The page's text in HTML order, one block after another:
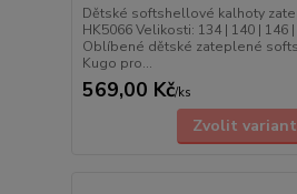
Dětské softshellové kalhoty
HK5066 Velikosti: 134 | 140 | 146
Oblíbené dětské zateplené
Kugo pro...
569,00 Kč/ks
Zvolit